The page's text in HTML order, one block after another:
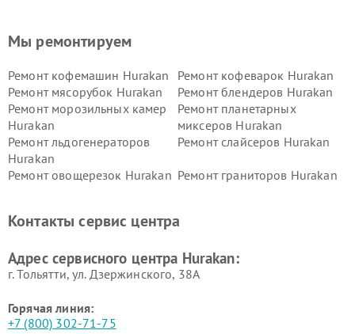
Мы ремонтируем
Ремонт кофемашин Hurakan
Ремонт кофеварок Hurakan
Ремонт мясорубок Hurakan
Ремонт блендеров Hurakan
Ремонт морозильных камер
Hurakan
Ремонт планетарных
миксеров Hurakan
Ремонт льдогенераторов
Hurakan
Ремонт слайсеров Hurakan
Ремонт овощерезок Hurakan Ремонт граниторов Hurakan
Hurakan
Контакты сервис центра
Адрес сервисного центра Hurakan:
г. Тольятти, ул. Дзержинского, 38А
Горячая линия:
+7 (800) 302-71-75